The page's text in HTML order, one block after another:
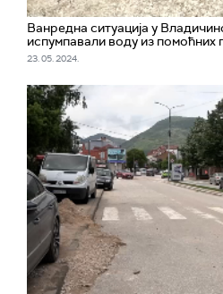
Ванредна ситуација у
испумпавали воду из помоћних
23. 05. 2024.